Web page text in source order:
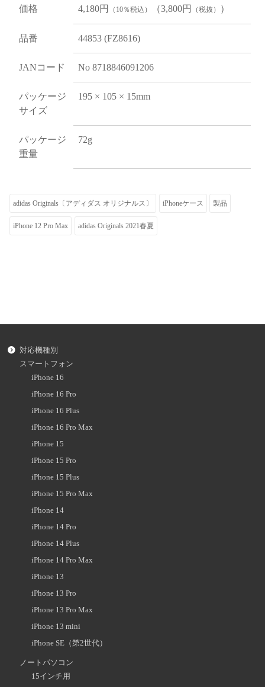
価格 4,180円 （10％税込） （3,800円 （税抜） ）
品番 44853 (FZ8616)
JANコード No 8718846091206
パッケージ
サイズ
195 × 105 × 15mm
パッケージ
重量
72g
adidas Originals〔アディダス オリジナルス〕 iPhoneケース 製品
iPhone 12 Pro Max adidas Originals 2021春夏
対応機種別
スマートフォン
iPhone 16
iPhone 16 Pro
iPhone 16 Plus
iPhone 16 Pro Max
iPhone 15
iPhone 15 Pro
iPhone 15 Plus
iPhone 15 Pro Max
iPhone 14
iPhone 14 Pro
iPhone 14 Plus
iPhone 14 Pro Max
iPhone 13
iPhone 13 Pro
iPhone 13 Pro Max
iPhone 13 mini
iPhone SE（第2世代）
ノートパソコン
15インチ用